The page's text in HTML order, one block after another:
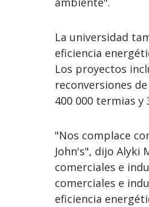
La universidad
eficiencia
Los proyectos
reconversiones
400 000 termias y
"Nos complace
John's", dijo Alyki
comerciales e
comerciales e
eficiencia